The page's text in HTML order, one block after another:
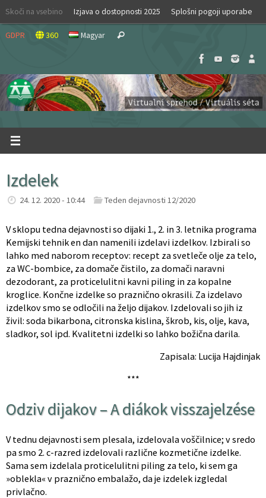
Skip
content
Skoči na vsebino Izjava o dostopnosti 2025 Splošni pogoji uporabe
GDPR 360 Magyar Search
Izdelek
24. 12. 2020 - 10:44 Teden dejavnosti 12/2020
V sklopu tedna dejavnosti so dijaki 1., 2. in 3. letnika programa
Kemijski tehnik en dan namenili izdelavi izdelkov. Izbirali so
lahko med naborom receptov: recept za svetleče olje za telo,
za WC-bombice, za domače čistilo, za domači naravni
dezodorant, za proticelulitni kavni piling in za kopalne
kroglice. Končne izdelke so praznično okrasili. Za izdelavo
izdelkov smo se odločili na željo dijakov. Izdelovali so jih iz
živil: soda bikarbona, citronska kislina, škrob, kis, olje, kava,
sladkor, sol ipd. Kvalitetni izdelki so lahko božična darila.
Zapisala: Lucija Hajdinjak
***
Odziv dijakov – A diákok visszajelzése
V tednu dejavnosti sem plesala, izdelovala voščilnice; v sredo
pa smo 2. c-razred izdelovali različne kozmetične izdelke.
Sama sem izdelala proticelulitni piling za telo, ki sem ga
»oblekla« v praznično embalažo, da je izdelek izgledal
privlačno.